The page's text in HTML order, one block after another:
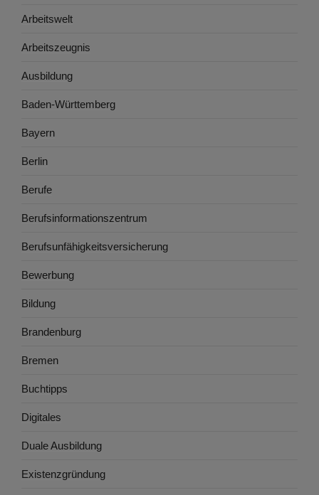
Arbeitswelt
Arbeitszeugnis
Ausbildung
Baden-Württemberg
Bayern
Berlin
Berufe
Berufsinformationszentrum
Berufsunfähigkeitsversicherung
Bewerbung
Bildung
Brandenburg
Bremen
Buchtipps
Digitales
Duale Ausbildung
Existenzgründung